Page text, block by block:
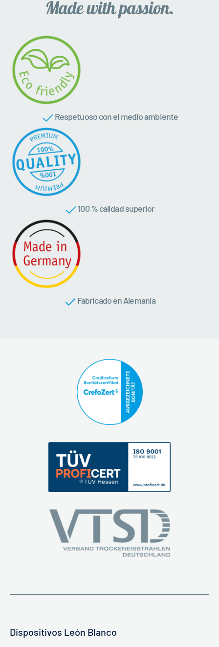
Respetuoso con el medio ambiente
100 % calidad superior
Fabricado en Alemania
Dispositivos León Blanco